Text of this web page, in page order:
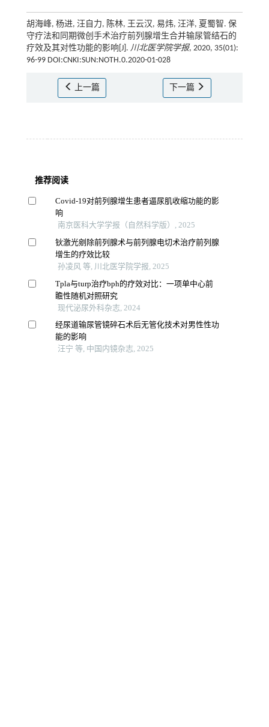
胡海峰, 杨进, 汪自力, 陈林, 王云汉, 易炜, 汪洋, 夏蜀智. 保
守疗法和同期微创手术治疗前列腺增生合并输尿管结石的
疗效及其对性功能的影响[J]. 川北医学院学报, 2020, 35(01):
96-99 DOI:CNKI:SUN:NOTH.0.2020-01-028
上一篇 下一篇